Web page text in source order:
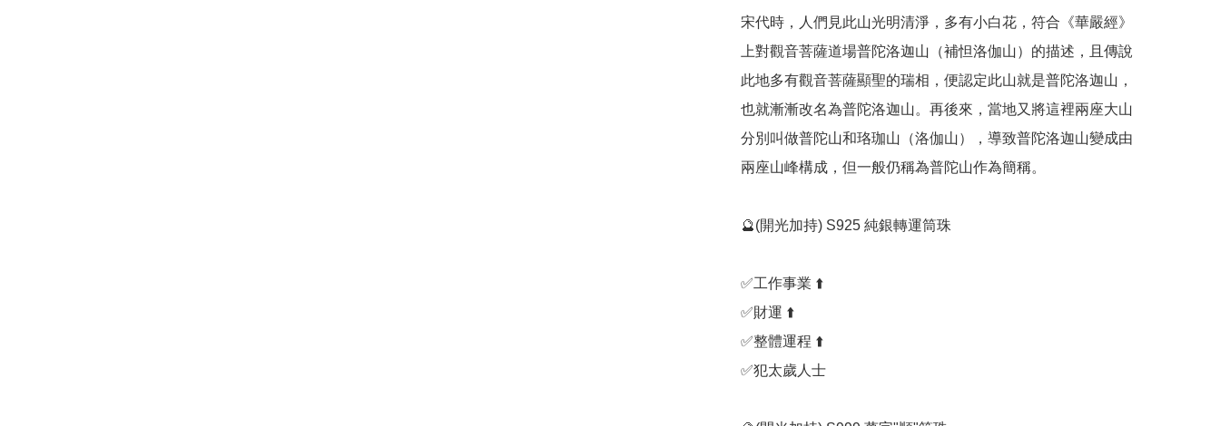
宋代時，人們見此山光明清淨，多有小白花，符合《華嚴經》
上對觀音菩薩道場普陀洛迦山（補怛洛伽山）的描述，且傳說
此地多有觀音菩薩顯聖的瑞相，便認定此山就是普陀洛迦山，
也就漸漸改名為普陀洛迦山。再後來，當地又將這裡兩座大山
分別叫做普陀山和珞珈山（洛伽山），導致普陀洛迦山變成由
兩座山峰構成，但一般仍稱為普陀山作為簡稱。
🔮(開光加持) S925 純銀轉運筒珠
✅️工作事業 ⬆️
✅️財運 ⬆️
✅️整體運程 ⬆️
✅️犯太歲人士